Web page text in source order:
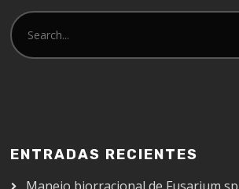
ENTRADAS RECIENTES